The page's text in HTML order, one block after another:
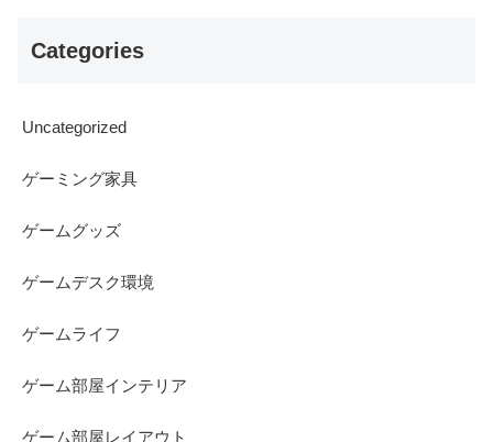
Categories
Uncategorized
ゲーミング家具
ゲームグッズ
ゲームデスク環境
ゲームライフ
ゲーム部屋インテリア
ゲーム部屋レイアウト